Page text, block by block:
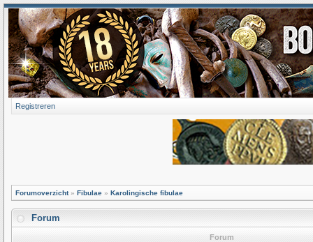
Registreren
Forumoverzicht» Fibulae » Karolingische fibulae
Forum
Forum